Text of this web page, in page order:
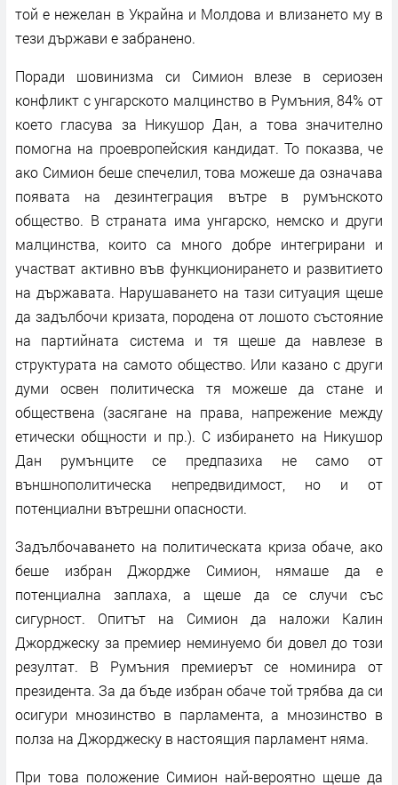
той е нежелан в Украйна и Молдова и влизането му в
тези държави е забранено.
Поради шовинизма си Симион влезе в сериозен
конфликт с унгарското малцинство в Румъния, 84% от
което гласува за Никушор Дан, а това значително
помогна на проевропейския кандидат. То показва, че
ако Симион беше спечелил, това можеше да означава
появата на дезинтеграция вътре в румънското
общество. В страната има унгарско, немско и други
малцинства, които са много добре интегрирани и
участват активно във функционирането и развитието
на държавата. Нарушаването на тази ситуация щеше
да задълбочи кризата, породена от лошото състояние
на партийната система и тя щеше да навлезе в
структурата на самото общество. Или казано с други
думи освен политическа тя можеше да стане и
обществена (засягане на права, напрежение между
етически общности и пр.). С избирането на Никушор
Дан румънците се предпазиха не само от
външнополитическа непредвидимост, но и от
потенциални вътрешни опасности.
Задълбочаването на политическата криза обаче, ако
беше избран Джордже Симион, нямаше да е
потенциална заплаха, а щеше да се случи със
сигурност. Опитът на Симион да наложи Калин
Джорджеску за премиер неминуемо би довел до този
резултат. В Румъния премиерът се номинира от
президента. За да бъде избран обаче той трябва да си
осигури мнозинство в парламента, а мнозинство в
полза на Джорджеску в настоящия парламент няма.
При това положение Симион най-вероятно щеше да